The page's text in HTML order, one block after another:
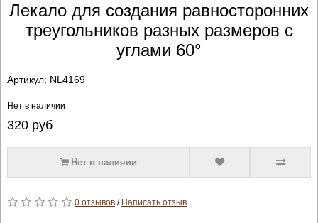
Лекало для создания равносторонних
треугольников разных размеров с
углами 60°
Артикул: NL4169
Нет в наличии
320руб
Нет в наличии
0 отзывов/ Написать отзыв